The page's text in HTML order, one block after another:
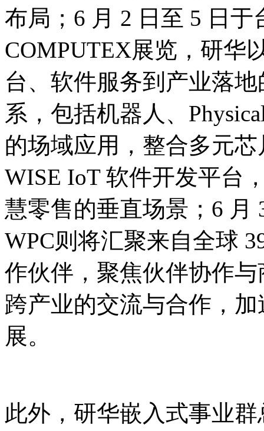
布局；6 月 2 日至 5 日
COMPUTEX展览，研华
台、软件服务到产业落
系，包括机器人、
的场域应用，整合多元
WISE IoT 软件开发平台
慧零售的垂直场景；6 月
WPC则将汇聚来自全球
作伙伴，聚焦伙伴协作
跨产业的交流与合作，
展。
此外，研华嵌入式事业